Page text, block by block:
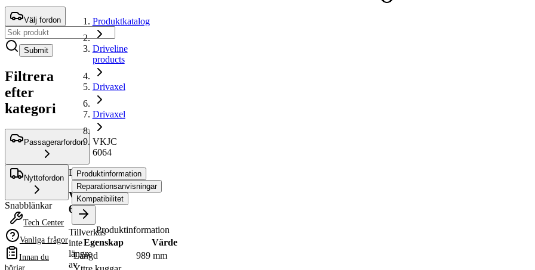
Välj fordon
Submit
Filtrera
efter
kategori
Passagerarfordon
Nyttofordon
Snabblänkar
Tech Center
Vanliga frågor
Innan du
börjar
Produktkatalog
Driveline
products
Drivaxel
Drivaxel
VKJC
6064
Drivaxel
VKJC
6064
Tillverkas
inte
längre
av
Produktinformation
Reparationsanvisningar
Kompatibilitet
Produktinformation
Egenskap
Värde
Längd
989 mm